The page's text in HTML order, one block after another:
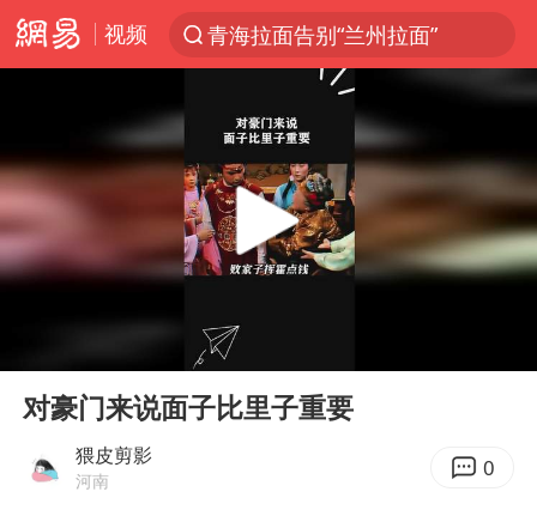
视频
青海拉面告别“兰州拉面”
以“新”破局 首发经济点亮城市消费活力
U17国足三战全胜
青海海西州茫崖市发生3.1级地震
我国编制完成新版全月地质图
台风白海豚登陆地点更新
看守所辅警收受10万获刑1年
多地要求领导干部带头休假
宇树科技发行价格150.80元/股
Play
对豪门来说面子比里子重要
猥皮剪影
河南 0